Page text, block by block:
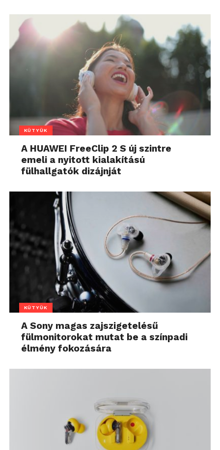
KÜTYÜK
A HUAWEI FreeClip 2 S új szintre
emeli a nyitott kialakítású
fülhallgatók dizájnját
KÜTYÜK
A Sony magas zajszigetelésű
fülmonitorokat mutat be a színpadi
élmény fokozására